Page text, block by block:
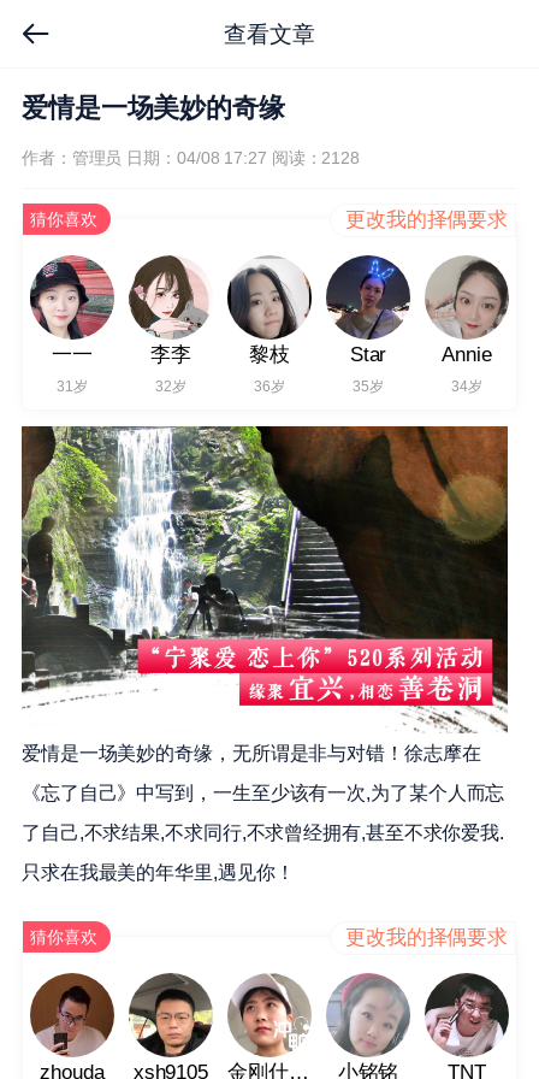
查看文章
爱情是一场美妙的奇缘
作者：管理员 日期：04/08 17:27 阅读：2128
猜你喜欢 更改我的择偶要求
一一
31岁
李李
32岁
黎枝
36岁
Star
35岁
Annie
34岁
爱情是一场美妙的奇缘，无所谓是非与对错！徐志摩在
《忘了自己》中写到，一生至少该有一次,为了某个人而忘
了自己,不求结果,不求同行,不求曾经拥有,甚至不求你爱我.
只求在我最美的年华里,遇见你！
猜你喜欢 更改我的择偶要求
zhouda xsh9105 金刚什么芭比 小铭铭 TNT